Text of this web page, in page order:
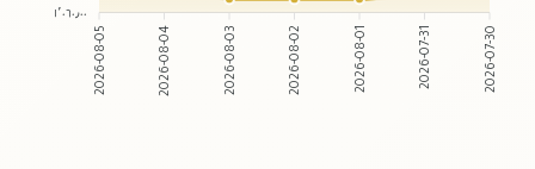
١٬٠٦٠٫٠٠
2026-08-05 2026-08-04 2026-08-03 2026-08-02 2026-08-01 2026-07-31 2026-07-30